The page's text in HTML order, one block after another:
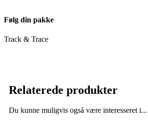
Følg din pakke
Track & Trace
Relaterede produkter
Du kunne muligvis også være interesseret i...